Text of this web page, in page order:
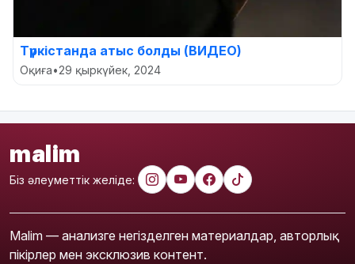
Түркістанда атыс болды (ВИДЕО)
Оқиға•29 қыркүйек, 2024
malim
Біз әлеуметтік желіде:
Malim — анализге негізделген материалдар, авторлық
пікірлер мен эксклюзив контент.